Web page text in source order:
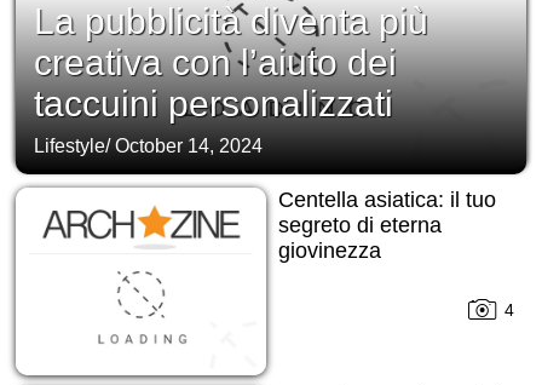
La pubblicità diventa più
creativa con l’aiuto dei
taccuini personalizzati
Lifestyle/October 14, 2024
Centella asiatica: il tuo
segreto di eterna
giovinezza
4